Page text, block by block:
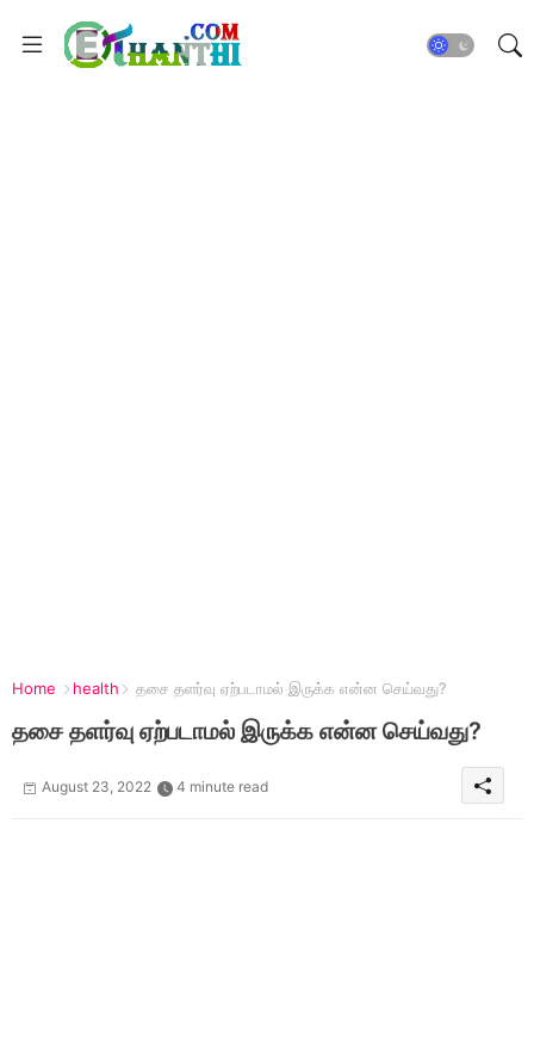
Home health தசை தளர்வு ஏற்படாமல் இருக்க என்ன செய்வது?
தசை தளர்வு ஏற்படாமல் இருக்க என்ன செய்வது?
August 23, 2022 4 minute read